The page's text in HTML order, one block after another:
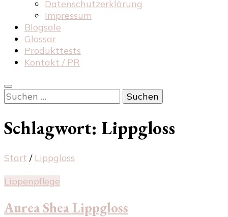
Datenschutzerklärung
Impressum
Blogsale
Glossar
Produkttests
Kontakt / PR
Suchen
nach:
Schlagwort: Lippgloss
Start / Lippgloss
Lippenpflege
Aurea Shea Lippgloss